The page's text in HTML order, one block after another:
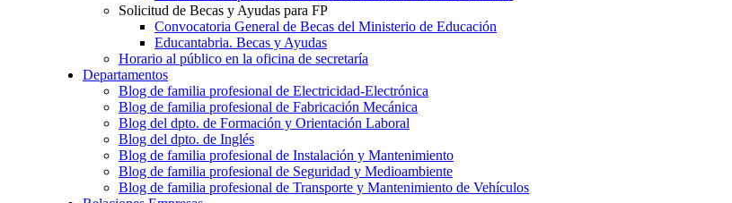
Solicitud de Becas y Ayudas para FP
Convocatoria General de Becas del Ministerio de Educación
Educantabria. Becas y Ayudas
Horario al público en la oficina de secretaría
Departamentos
Blog de familia profesional de Electricidad-Electrónica
Blog de familia profesional de Fabricación Mecánica
Blog del dpto. de Formación y Orientación Laboral
Blog del dpto. de Inglés
Blog de familia profesional de Instalación y Mantenimiento
Blog de familia profesional de Seguridad y Medioambiente
Blog de familia profesional de Transporte y Mantenimiento de Vehículos